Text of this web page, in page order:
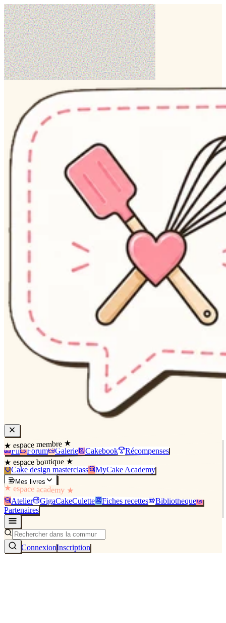
★ espace membre ★
Fil Forum Galerie Cakebook Récompenses
★ espace boutique ★
Cake design masterclass MyCake Academy
Mes livres
★ espace academy ★
Atelier GigaCakeCulette Fiches recettes
Bibliothèque
Partenaires
ConnexionInscription